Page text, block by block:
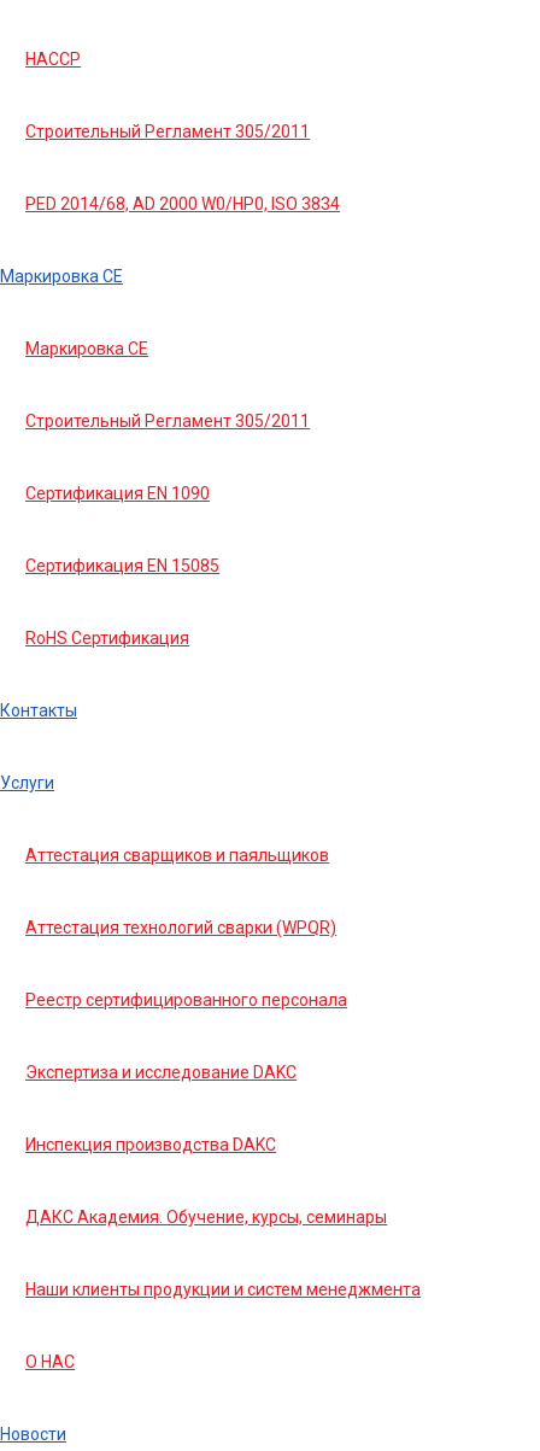
HACCP
Строительный Регламент 305/2011
PED 2014/68, AD 2000 W0/HP0, ISO 3834
Маркировка СЕ
Маркировка СЕ
Строительный Регламент 305/2011
Сертификация EN 1090
Сертификация EN 15085
RoHS Сертификация
Контакты
Услуги
Аттестация сварщиков и паяльщиков
Аттестация технологий сварки (WPQR)
Реестр сертифицированного персонала
Экспертиза и исследование DAKC
Инспекция производства DAKC
ДАКС Академия. Обучение, курсы, семинары
Наши клиенты продукции и систем менеджмента
О НАС
Новости